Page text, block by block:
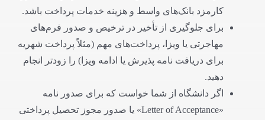
کارمزد بانک‌های واسط و هزینه خدمات پرداخت باشد.
برای جلوگیری از تأخیر در ترخیص و صدور فرم‌های
مهاجرتی یا ویزا، پرداخت‌های مهم (مثلاً پرداخت شهریه
برای دریافت نامه پذیرش یا ادامه ویزا) را زودتر انجام
دهید.
اگر دانشگاه از شما خواست که برای صدور نامه
«Letter of Acceptance» یا صدور مجوز تحصیل پرداختی